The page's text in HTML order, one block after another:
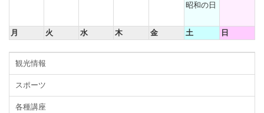
昭和の日
月 火 水 木 金 土 日
観光情報
スポーツ
各種講座